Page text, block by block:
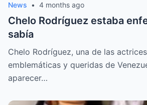
News • 4 months ago
Chelo Rodríguez estaba
sabía
Chelo Rodríguez, una de las
emblemáticas y queridas de
aparecer…